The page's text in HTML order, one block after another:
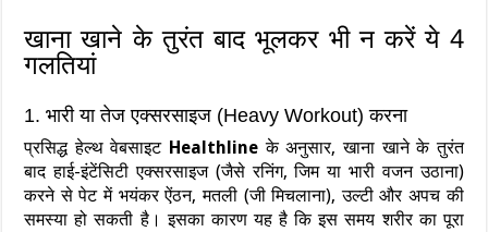
खाना खाने के तुरंत बाद भूलकर भी न करें ये 4
गलतियां
1. भारी या तेज एक्सरसाइज (Heavy Workout) करना
प्रसिद्ध हेल्थ वेबसाइट Healthline के अनुसार, खाना खाने के तुरंत
बाद हाई-इंटेंसिटी एक्सरसाइज (जैसे रनिंग, जिम या भारी वजन उठाना)
करने से पेट में भयंकर ऐंठन, मतली (जी मिचलाना), उल्टी और अपच की
समस्या हो सकती है। इसका कारण यह है कि इस समय शरीर का पूरा